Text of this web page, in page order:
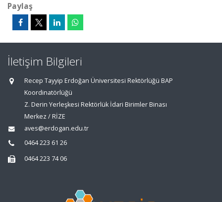
Paylaş
İletişim Bilgileri
Recep Tayyip Erdoğan Üniversitesi Rektörlüğü BAP
Koordinatörlüğü
Z. Derin Yerleşkesi Rektörlük İdari Birimler Binası
Merkez / RİZE
aves@erdogan.edu.tr
0464 223 61 26
0464 223 74 06